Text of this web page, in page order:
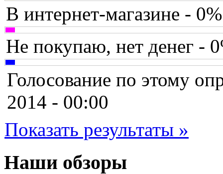
Cbr
Chicony
Codegen
Cooler master
Cube
Cyborg
Datex
В интернет-магазине - 0%
Не покупаю, нет денег -
Голосование по этому
2014 - 00:00
Показать результаты »
Наши обзоры